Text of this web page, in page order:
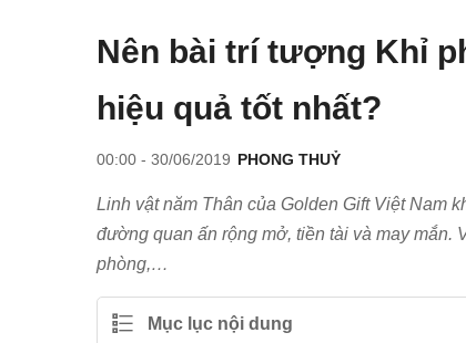
Nên bài trí tượng Khỉ
hiệu quả tốt nhất?
00:00 - 30/06/2019 PHONG THUỶ
Linh vật năm Thân của Golden Gift Việt Nam
đường quan ấn rộng mở, tiền tài và may mắn.
phòng,…
Mục lục nội dung